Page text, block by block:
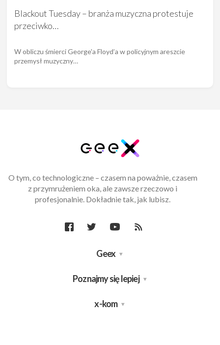
Blackout Tuesday – branża muzyczna protestuje
przeciwko…
W obliczu śmierci George'a Floyd’a w policyjnym areszcie
przemysł muzyczny…
O tym, co technologiczne – czasem na poważnie, czasem
z przymrużeniem oka, ale zawsze rzeczowo i
profesjonalnie. Dokładnie tak, jak lubisz.
Geex
Poznajmy się lepiej
x-kom